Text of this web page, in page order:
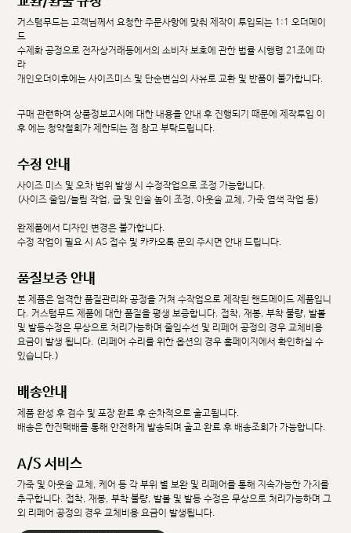
커스텀무드는 고객님께서 요청한 주문사항에 맞춰 제작이 투입되는 1:1 오더메이
드
수제화 공정으로 전자상거래등에서의 소비자 보호에 관한 법률 시행령 21조에 따
라
개인오더이후에는 사이즈미스 및 단순변심의 사유로 교환 및 반품이 불가합니다.
구매 관련하여 상품정보고시에 대한 내용을 안내 후 진행되기 때문에 제작투입 이
후 에는 청약철회가 제한되는 점 참고 부탁드립니다.
수정 안내
사이즈 미스 및 오차 범위 발생 시 수정작업으로 조정 가능합니다.
(사이즈 줄임/늘림 작업, 굽 및 인솔 높이 조정, 아웃솔 교체, 가죽 염색 작업 등)
완제품에서 디자인 변경은 불가합니다.
수정 작업이 필요 시 AS 접수 및 카카오톡 문의 주시면 안내 드립니다.
품질보증 안내
본 제품은 엄격한 품질관리와 공정을 거쳐 수작업으로 제작된 핸드메이드 제품입니
다. 커스텀무드 제품에 대한 품질을 평생 보증합니다. 접착, 재봉, 부착 불량, 발볼
및 발등수정은 무상으로 처리가능하며 줄임수선 및 리페어 공정의 경우 교체비용
요금이 발생 됩니다. (리페어 수리를 위한 옵션의 경우 홈페이지에서 확인하실 수
있습니다.)
배송안내
제품 완성 후 검수 및 포장 완료 후 순차적으로 출고됩니다.
배송은 한진택배를 통해 안전하게 발송되며 출고 완료 후 배송조회가 가능합니다.
A/S 서비스
가죽 및 아웃솔 교체, 케어 등 각 부위 별 보완 및 리페어를 통해 지속가능한 가치를
추구합니다. 접착, 재봉, 부착 불량, 발볼 및 발등 수정은 무상으로 처리가능하며 그
외 리페어 공정의 경우 교체비용 요금이 발생됩니다.